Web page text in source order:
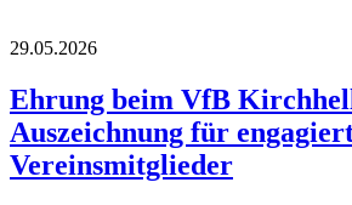
29.05.2026
Ehrung beim VfB
Auszeichnung für
Vereinsmitglieder